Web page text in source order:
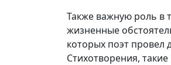
Также важную роль в
жизненные
которых поэт провел
Стихотворения,